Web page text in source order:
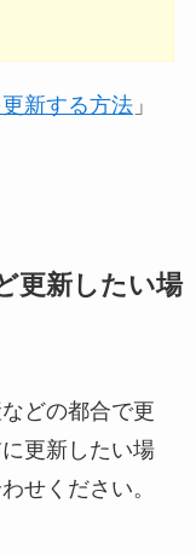
新する方法」
更新したい場
どの都合で更
更新したい場
せください。